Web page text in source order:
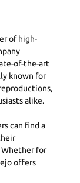
of high-
of-the-art
known for
alike.
can find a
for
offers